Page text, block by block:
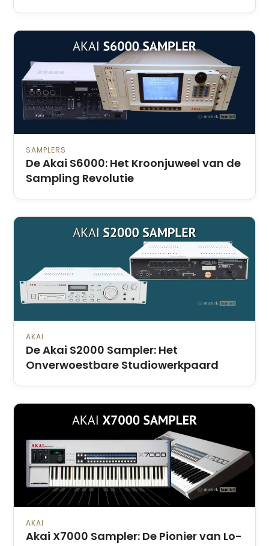
SAMPLERS
De Akai S6000: Het Kroonjuweel van de
Sampling Revolutie
AKAI
De Akai S2000 Sampler: Het
Onverwoestbare Studiowerkpaard
AKAI
Akai X7000 Sampler: De Pionier van Lo-